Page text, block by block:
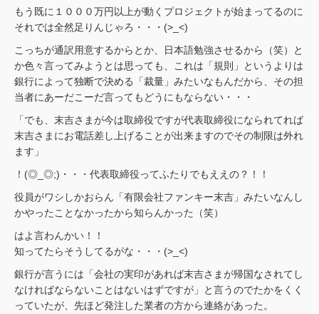
もう既に１０００万円以上が動くプロジェクトが始まってるのに
それでは全然足りんじゃろ・・・(>_<)
こっちが通訳用意するからとか、日本語勉強させるから（笑）と
か色々言ってみようとは思っても、これは「規則」というよりは
銀行によって独断で決める「裁量」みたいなもんだから、その担
当者にあーだこーだ言ってもどうにもならない・・・
「でも、末吉さまが今は取締役ですが代表取締役になられてれば
末吉さまにお電話差し上げることが出来ますのでその制限は外れ
ます」
！(◎_◎;)・・・代表取締役ってふたりでもええの？！！
役員がワシしかおらん「有限会社ファンキー末吉」みたいなんし
かやったことなかったから知らんかった（笑）
はよ言わんかい！！
知ってたらそうしてるがな・・・(>_<)
銀行が言うには「会社の実印があれば末吉さまが帰国なされてし
なければならないことはないはずですが」と言うのでたかをくく
っていたが、先ほど発注した業者の方から連絡があった。